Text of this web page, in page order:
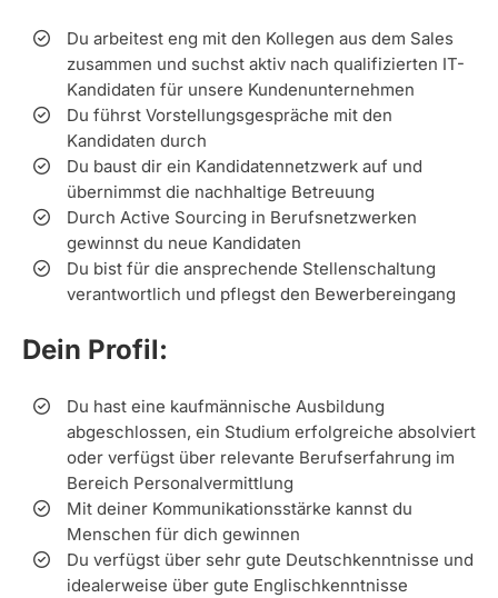
Du arbeitest eng mit den Kollegen aus dem Sales
zusammen und suchst aktiv nach qualifizierten IT-
Kandidaten für unsere Kundenunternehmen
Du führst Vorstellungsgespräche mit den
Kandidaten durch
Du baust dir ein Kandidatennetzwerk auf und
übernimmst die nachhaltige Betreuung
Durch Active Sourcing in Berufsnetzwerken
gewinnst du neue Kandidaten
Du bist für die ansprechende Stellenschaltung
verantwortlich und pflegst den Bewerbereingang
Dein Profil:
Du hast eine kaufmännische Ausbildung
abgeschlossen, ein Studium erfolgreiche absolviert
oder verfügst über relevante Berufserfahrung im
Bereich Personalvermittlung
Mit deiner Kommunikationsstärke kannst du
Menschen für dich gewinnen
Du verfügst über sehr gute Deutschkenntnisse und
idealerweise über gute Englischkenntnisse